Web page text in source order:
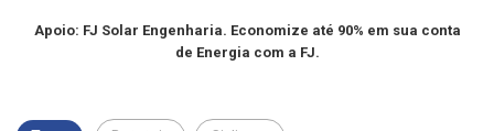
Apoio: FJ Solar Engenharia. Economize até 90% em sua conta
de Energia com a FJ.